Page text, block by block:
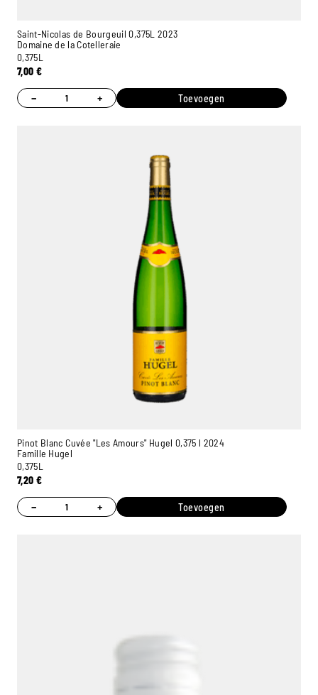
Saint-Nicolas de Bourgeuil 0,375L 2023
Domaine de la Cotelleraie
0,375L
7,00 €
− + Toevoegen
Pinot Blanc Cuvée "Les Amours" Hugel 0,375 l 2024
Famille Hugel
0,375L
7,20 €
− + Toevoegen